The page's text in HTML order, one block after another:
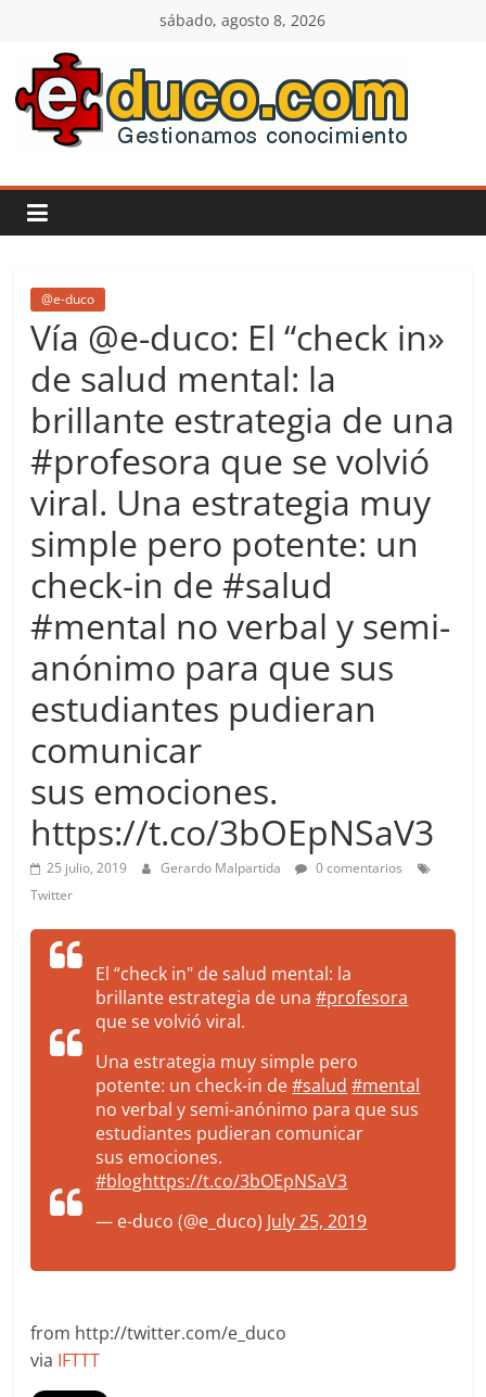
contenido
sábado, agosto 8, 2026
E-
duco:
Gestión
del
Conocimiento
Learn
more.
Do
more.
more.
@e-duco
Vía @e-duco: El “check in»
de salud mental: la
brillante estrategia de una
#profesora que se volvió
viral. Una estrategia muy
simple pero potente: un
check-in de #salud
#mental no verbal y semi-
anónimo para que sus
estudiantes pudieran
comunicar
sus emociones.
https://t.co/3bOEpNSaV3
25 julio, 2019 Gerardo Malpartida
0 comentarios
Twitter
El “check in" de salud mental: la
brillante estrategia de una#profesora
que se volvió viral.
Una estrategia muy simple pero
potente: un check-in de#salud #mental
no verbal y semi-anónimo para que sus
estudiantes pudieran comunicar
sus emociones.
#bloghttps://t.co/3bOEpNSaV3
— e-duco (@e_duco) July 25, 2019
from http://twitter.com/e_duco
via IFTTT